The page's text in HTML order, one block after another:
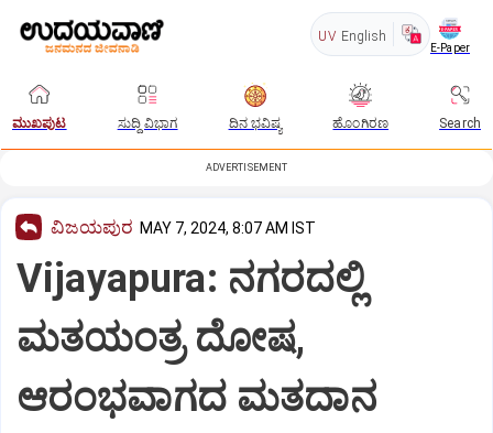
UV English
E-Paper
ಮುಖಪುಟ ಸುದ್ದಿ ವಿಭಾಗ ದಿನ ಭವಿಷ್ಯ ಹೊಂಗಿರಣ Search
ADVERTISEMENT
ವಿಜಯಪುರ MAY 7, 2024, 8:07 AM IST
Vijayapura: ನಗರದಲ್ಲಿ
ಮತಯಂತ್ರ ದೋಷ,
ಆರಂಭವಾಗದ ಮತದಾನ